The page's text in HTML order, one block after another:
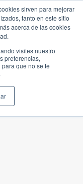
sirven para mejorar
tanto en este sitio
acerca de las cookies
visites nuestro
preferencias,
que no se te